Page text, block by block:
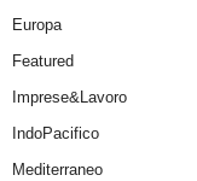
Europa
Featured
Imprese&Lavoro
IndoPacifico
Mediterraneo